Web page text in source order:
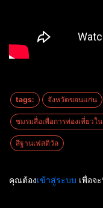
tags: จังหวัดขอนแก่น
ชมรมสื่อเพื่อการท่องเที่ยวใ
สีฐานเฟสติวัล
คุณต้องเข้าสู่ระบบ เพื่อจ